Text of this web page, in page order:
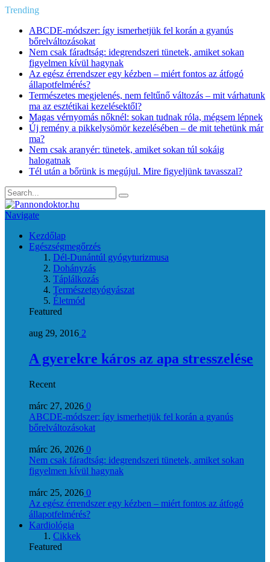
Trending
ABCDE‑módszer: így ismerhetjük fel korán a gyanús
bőrelváltozásokat
Nem csak fáradtság: idegrendszeri tünetek, amiket sokan
figyelmen kívül hagynak
Az egész érrendszer egy kézben – miért fontos az átfogó
állapotfelmérés?
Természetes megjelenés, nem feltűnő változás – mit várhatunk
ma az esztétikai kezelésektől?
Magas vérnyomás nőknél: sokan tudnak róla, mégsem lépnek
Új remény a pikkelysömör kezelésében – de mit tehetünk már
ma?
Nem csak aranyér: tünetek, amiket sokan túl sokáig
halogatnak
Tél után a bőrünk is megújul. Mire figyeljünk tavasszal?
Navigate
Kezdőlap
Egészségmegőrzés
Dél-Dunántúl gyógyturizmusa
Dohányzás
Táplálkozás
Természetgyógyászat
Életmód
Featured
aug 29, 2016 2
A gyerekre káros az apa stresszelése
Recent
márc 27, 2026 0
ABCDE‑módszer: így ismerhetjük fel korán a gyanús
bőrelváltozásokat
márc 26, 2026 0
Nem csak fáradtság: idegrendszeri tünetek, amiket sokan
figyelmen kívül hagynak
márc 25, 2026 0
Az egész érrendszer egy kézben – miért fontos az átfogó
állapotfelmérés?
Kardiológia
Cikkek
Featured